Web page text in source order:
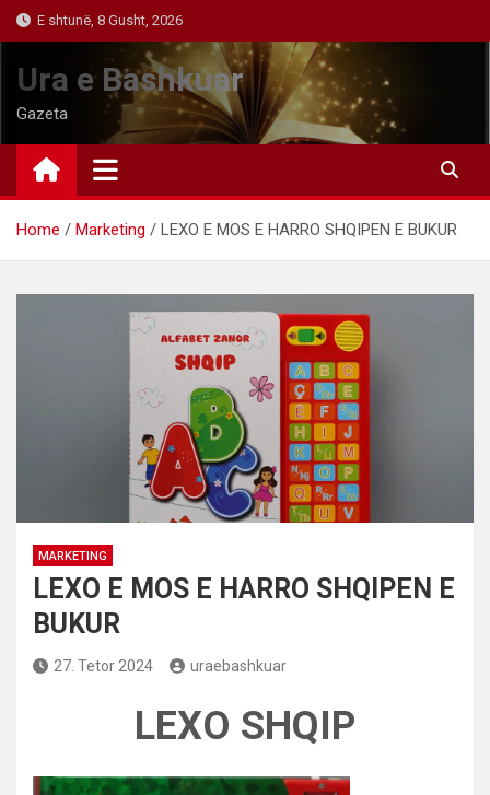
Skip
to
content
E shtunë, 8 Gusht, 2026
Ura e Bashkuar
Gazeta
Home Marketing LEXO E MOS E HARRO SHQIPEN E BUKUR
MARKETING
LEXO E MOS E HARRO SHQIPEN E
BUKUR
27. Tetor 2024 uraebashkuar
LEXO SHQIP